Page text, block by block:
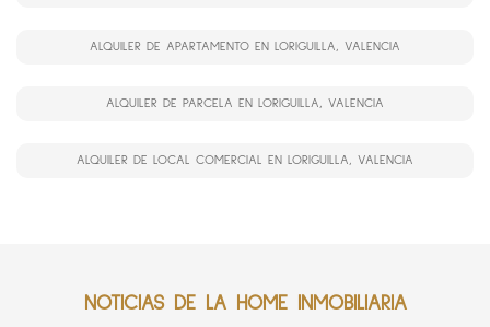
ALQUILER DE APARTAMENTO EN LORIGUILLA, VALENCIA
ALQUILER DE PARCELA EN LORIGUILLA, VALENCIA
ALQUILER DE LOCAL COMERCIAL EN LORIGUILLA, VALENCIA
NOTICIAS DE LA HOME INMOBILIARIA